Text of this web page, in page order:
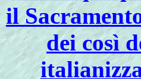
il
dei così